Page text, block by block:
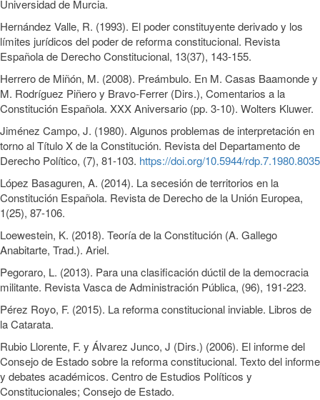
Universidad de Murcia.
Hernández Valle, R. (1993). El poder constituyente derivado y los
límites jurídicos del poder de reforma constitucional. Revista
Española de Derecho Constitucional, 13(37), 143-155.
Herrero de Miñón, M. (2008). Preámbulo. En M. Casas Baamonde y
M. Rodríguez Piñero y Bravo-Ferrer (Dirs.), Comentarios a la
Constitución Española. XXX Aniversario (pp. 3-10). Wolters Kluwer.
Jiménez Campo, J. (1980). Algunos problemas de interpretación en
torno al Título X de la Constitución. Revista del Departamento de
Derecho Político, (7), 81-103. https://doi.org/10.5944/rdp.7.1980.8035
López Basaguren, A. (2014). La secesión de territorios en la
Constitución Española. Revista de Derecho de la Unión Europea,
1(25), 87-106.
Loewestein, K. (2018). Teoría de la Constitución (A. Gallego
Anabitarte, Trad.). Ariel.
Pegoraro, L. (2013). Para una clasificación dúctil de la democracia
militante. Revista Vasca de Administración Pública, (96), 191-223.
Pérez Royo, F. (2015). La reforma constitucional inviable. Libros de
la Catarata.
Rubio Llorente, F. y Álvarez Junco, J (Dirs.) (2006). El informe del
Consejo de Estado sobre la reforma constitucional. Texto del informe
y debates académicos. Centro de Estudios Políticos y
Constitucionales; Consejo de Estado.